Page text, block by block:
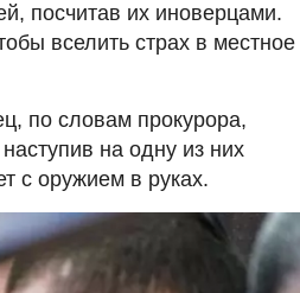
посчитав их иноверцами.
вселить страх в местное
по словам прокурора,
на одну из них
с оружием в руках.